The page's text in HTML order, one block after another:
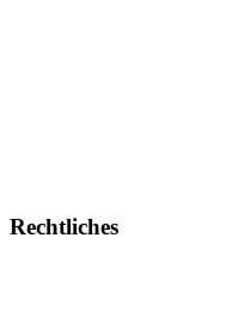
Rechtliches